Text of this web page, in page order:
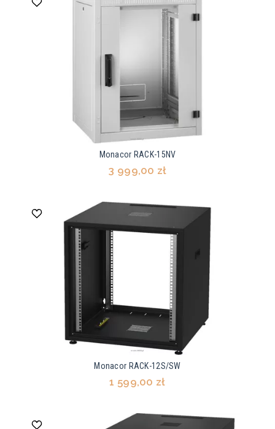
Monacor RACK-15NV
3 999,00 zł
Monacor RACK-12S/SW
1 599,00 zł